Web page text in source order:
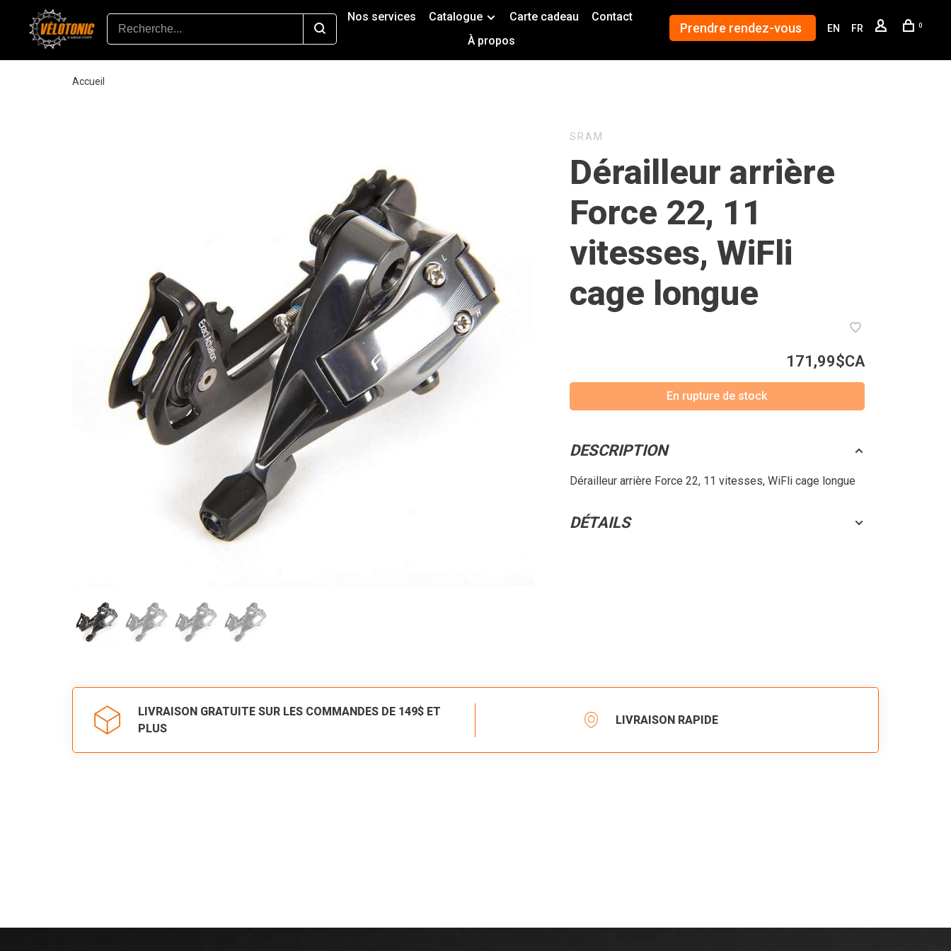
Nos services Catalogue Carte cadeau
Contact
À propos
Prendre rendez-vous EN FR 0
Accueil
SRAM
Dérailleur arrière
Force 22, 11
vitesses, WiFli
cage longue
171,99$CA
En rupture de stock
DESCRIPTION
Dérailleur arrière Force 22, 11 vitesses, WiFli cage longue
DÉTAILS
LIVRAISON GRATUITE SUR LES COMMANDES DE 149$ ET
PLUS
LIVRAISON RAPIDE